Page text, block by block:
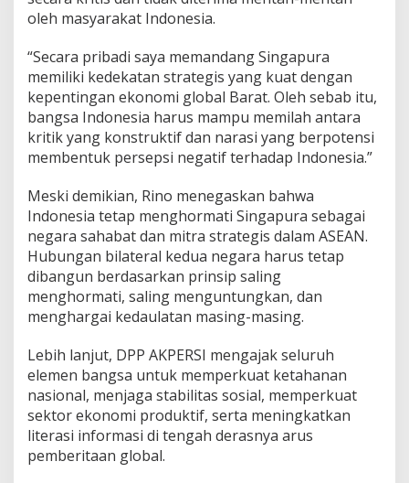
oleh masyarakat Indonesia.
“Secara pribadi saya memandang Singapura
memiliki kedekatan strategis yang kuat dengan
kepentingan ekonomi global Barat. Oleh sebab itu,
bangsa Indonesia harus mampu memilah antara
kritik yang konstruktif dan narasi yang berpotensi
membentuk persepsi negatif terhadap Indonesia.”
Meski demikian, Rino menegaskan bahwa
Indonesia tetap menghormati Singapura sebagai
negara sahabat dan mitra strategis dalam ASEAN.
Hubungan bilateral kedua negara harus tetap
dibangun berdasarkan prinsip saling
menghormati, saling menguntungkan, dan
menghargai kedaulatan masing-masing.
Lebih lanjut, DPP AKPERSI mengajak seluruh
elemen bangsa untuk memperkuat ketahanan
nasional, menjaga stabilitas sosial, memperkuat
sektor ekonomi produktif, serta meningkatkan
literasi informasi di tengah derasnya arus
pemberitaan global.